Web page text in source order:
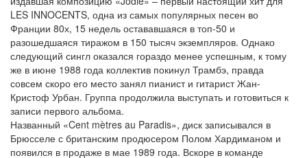
LES INNOCENTS, одна из самых популярных песен во
Франции 80х, 15 недель остававшаяся в топ-50 и
разошедшаяся тиражом в 150 тысяч экземпляров. Однако
следующий сингл оказался гораздо менее успешным, к тому
же в июне 1988 года коллектив покинул Трамбэ, правда
совсем скоро его место занял пианист и гитарист Жан-
Кристоф Урбан. Группа продолжила выступать и готовиться к
записи первого альбома.
Названный «Cent mètres au Paradis», диск записывался в
Брюсселе с британским продюсером Полом Хардиманом и
появился в продаже в мае 1989 года. Вскоре в команде